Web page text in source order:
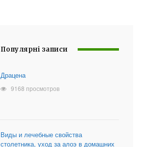
Популярні записи
Драцена
9168 просмотров
Виды и лечебные свойства
столетника, уход за алоэ в домашних